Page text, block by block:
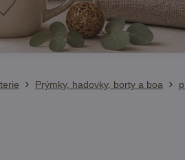
Prýmky, hadovky, borty a boa